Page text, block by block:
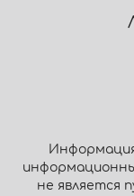
не является